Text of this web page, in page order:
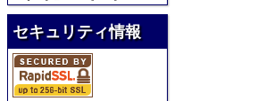
セキュリティ情報